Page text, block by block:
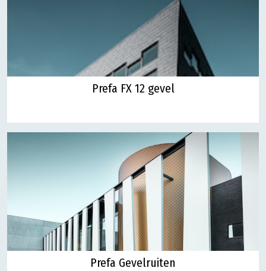
Prefa FX 12 gevel
Prefa Gevelruiten